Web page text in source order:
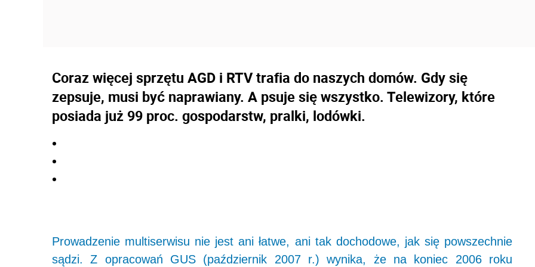
Coraz więcej sprzętu AGD i RTV trafia do naszych domów. Gdy się
zepsuje, musi być naprawiany. A psuje się wszystko. Telewizory, które
posiada już 99 proc. gospodarstw, pralki, lodówki.
Prowadzenie multiserwisu nie jest ani łatwe, ani tak dochodowe, jak się powszechnie
sądzi. Z opracowań GUS (październik 2007 r.) wynika, że na koniec 2006 roku